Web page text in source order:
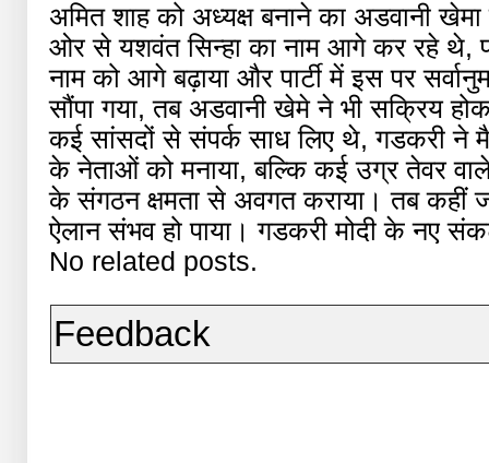
अमित शाह को अध्यक्ष बनाने का अडवानी
ओर से यशवंत सिन्हा का नाम आगे कर रहे थे,
नाम को आगे बढ़ाया और पार्टी में इस पर
सौंपा गया, तब अडवानी खेमे ने भी सक्रिय
कई सांसदों से संपर्क साध लिए थे, गडकरी ने
के नेताओं को मनाया, बल्कि कई उग्र तेवर
के संगठन क्षमता से अवगत कराया। तब कहीं
ऐलान संभव हो पाया। गडकरी मोदी के नए
No related posts.
Feedback